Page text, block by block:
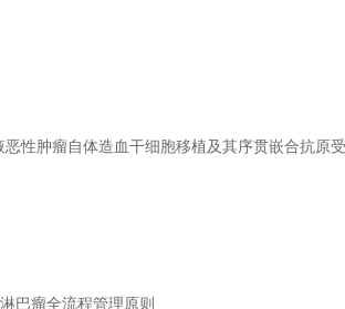
性肿瘤自体造血干细胞移植及其序贯嵌合抗原
巴瘤全流程管理原则